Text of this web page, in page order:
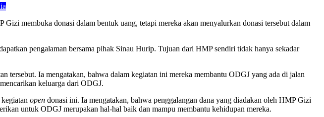
membuka donasi dalam bentuk uang, tetapi mereka akan menyalurkan donasi tersebut dalam
pengalaman bersama pihak Sinau Hurip. Tujuan dari HMP sendiri tidak hanya sekadar
Ia mengatakan, bahwa dalam kegiatan ini mereka membantu ODGJ yang ada di jalan
keluarga dari ODGJ.
open donasi ini. Ia mengatakan, bahwa penggalangan dana yang diadakan oleh HMP Gizi
untuk ODGJ merupakan hal-hal baik dan mampu membantu kehidupan mereka.